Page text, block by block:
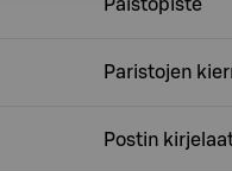
Paistopiste
Paristojen
Postin